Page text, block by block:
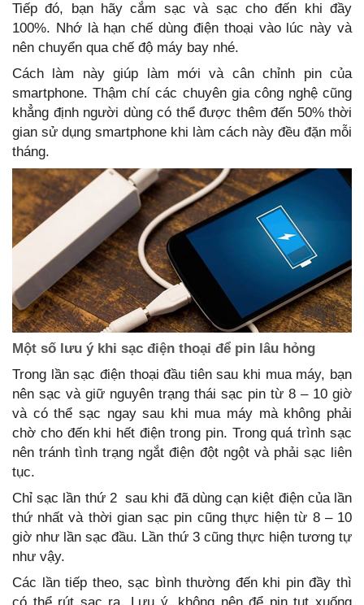
Tiếp đó, bạn hãy cắm sạc và sạc cho đến khi đầy
100%. Nhớ là hạn chế dùng điện thoại vào lúc này và
nên chuyển qua chế độ máy bay nhé.
Cách làm này giúp làm mới và cân chỉnh pin của
smartphone. Thậm chí các chuyên gia công nghệ cũng
khẳng định người dùng có thể được thêm đến 50% thời
gian sử dụng smartphone khi làm cách này đều đặn mỗi
tháng.
Một số lưu ý khi sạc điện thoại để pin lâu hỏng
Trong lần sạc điện thoại đầu tiên sau khi mua máy, bạn
nên sạc và giữ nguyên trạng thái sạc pin từ 8 – 10 giờ
và có thể sạc ngay sau khi mua máy mà không phải
chờ cho đến khi hết điện trong pin. Trong quá trình sạc
nên tránh tình trạng ngắt điện đột ngột và phải sạc liên
tục.
Chỉ sạc lần thứ 2 sau khi đã dùng cạn kiệt điện của lần
thứ nhất và thời gian sạc pin cũng thực hiện từ 8 – 10
giờ như lần sạc đầu. Lần thứ 3 cũng thực hiện tương tự
như vậy.
Các lần tiếp theo, sạc bình thường đến khi pin đầy thì